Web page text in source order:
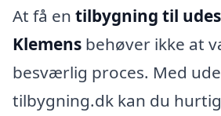
At få en tilbygning til
Klemens behøver ikke at
besværlig proces. Med
tilbygning.dk kan du